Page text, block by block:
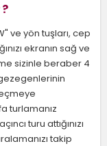
ve yön tuşları, cep
ekranın sağ ve
sizinle beraber 4
turlamanız
turu attığınızı
takip